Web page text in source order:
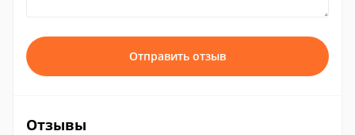
Отправить отзыв
Отзывы